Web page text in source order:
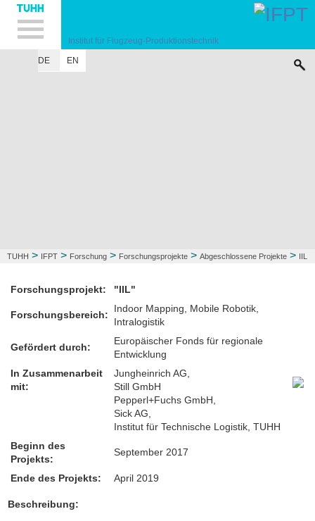
Hauptnavigation
Unternavigation
Inhalt
Suche
Institut für Flugzeug-Produktionstechnik
DE
EN
TUHH > IFPT > Forschung > Forschungsprojekte > Abgeschlossene Projekte > IIL
Forschungsprojekt: "IIL"
Forschungsbereich:
Indoor Mapping, Mobile Robotik,
Intralogistik
Gefördert durch:
Europäischer Fonds für regionale
Entwicklung
In Zusammenarbeit
mit:
Jungheinrich AG,
Still GmbH
Pepperl+Fuchs GmbH,
Sick AG,
Institut für Technische Logistik, TUHH
Beginn des
Projekts:
September 2017
Ende des Projekts: April 2019
Beschreibung: